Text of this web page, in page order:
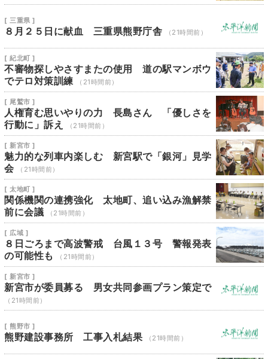
[ 三重県 ]
８月２５日に献血 三重県熊野庁舎 （21時間前）
[ 紀北町 ]
不審物探しやさすまたの使用 道の駅マンボウ
でテロ対策訓練
（21時間前）
[ 尾鷲市 ]
人権育む思いやりの力 長島さん 「優しさを
行動に」訴え
（21時間前）
[ 新宮市 ]
魅力的な列車内楽しむ 新宮駅で「銀河」見学
会
（21時間前）
[ 太地町 ]
関係機関の連携強化 太地町、追い込み漁解禁
前に会議
（21時間前）
[ 広域 ]
８日ごろまで高波警戒 台風１３号 警報発表
の可能性も
（21時間前）
[ 新宮市 ]
新宮市が委員募る 男女共同参画プラン策定で
（21時間前）
[ 熊野市 ]
熊野建設事務所 工事入札結果 （21時間前）